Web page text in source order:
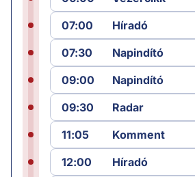
07:00
Híradó
07:30
Napindító
09:00
Napindító
09:30
Radar
11:05
Komment
12:00
Híradó